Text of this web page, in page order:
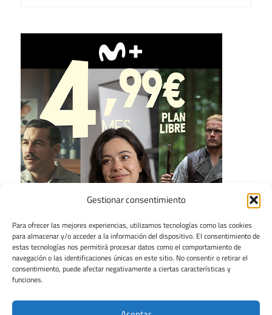
Gestionar consentimiento
Para ofrecer las mejores experiencias, utilizamos tecnologías como las cookies
para almacenar y/o acceder a la información del dispositivo. El consentimiento de
estas tecnologías nos permitirá procesar datos como el comportamiento de
navegación o las identificaciones únicas en este sitio. No consentir o retirar el
consentimiento, puede afectar negativamente a ciertas características y
funciones.